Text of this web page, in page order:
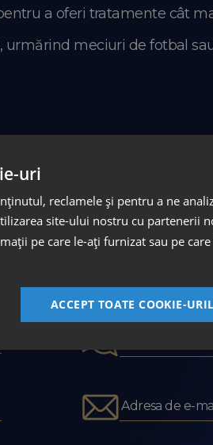
a oferi tratamente cât
urmărind meciuri de fotbal
va contacta pentru a
uri
reclamele și pentru a ne
site-ului nostru cu partenerii
pe care le-ați furnizat sau pe
ACCEPT TOATE COOKIE-